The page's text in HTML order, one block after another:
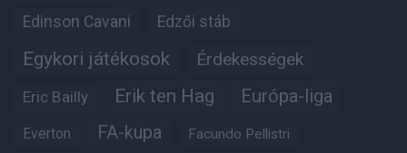
Edinson Cavani Edzői stáb
Egykori játékosok Érdekességek
Eric Bailly Erik ten Hag Európa-liga
Everton FA-kupa Facundo Pellistri